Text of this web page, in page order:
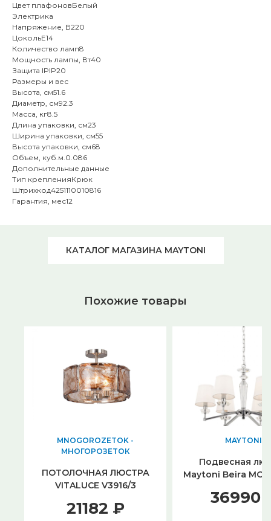
Цвет плафоновБелый
Электрика
Напряжение, В220
ЦокольE14
Количество ламп8
Мощность лампы, Вт40
Защита IPIP20
Размеры и вес
Высота, см51.6
Диаметр, см92.3
Масса, кг8.5
Длина упаковки, см23
Ширина упаковки, см55
Высота упаковки, см68
Объем, куб.м.0.086
Дополнительные данные
Тип крепленияКрюк
Штрихкод4251110010816
Гарантия, мес12
КАТАЛОГ МАГАЗИНА MAYTONI
Похожие товары
MNOGOROZETOK -
МНОГОРОЗЕТОК
ПОТОЛОЧНАЯ ЛЮСТРА
VITALUCE V3916/3
21182 ₽
MAYTONI
Подвесная
Maytoni Beira
36990